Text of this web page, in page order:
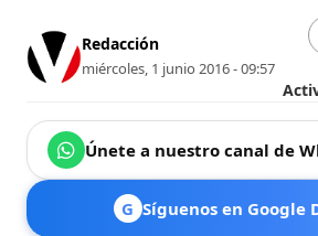
Redacción
miércoles, 1 junio 2016 - 09:57
Únete a nuestro canal de
G Síguenos en Google